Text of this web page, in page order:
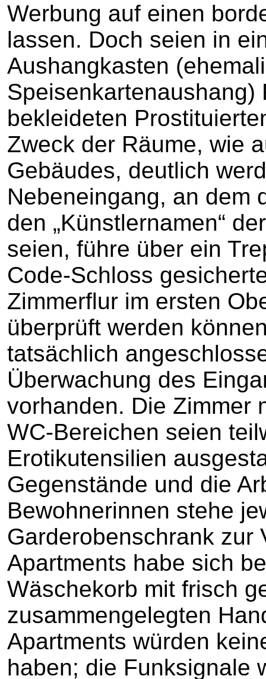
Werbung auf einen
lassen. Doch seien in
Aushangkasten
Speisenkartenaushang)
bekleideten
Zweck der Räume, wie
Gebäudes, deutlich
Nebeneingang, an dem
den „Künstlernamen“
seien, führe über ein
Code-Schloss
Zimmerflur im ersten
überprüft werden
tatsächlich
Überwachung des
vorhanden. Die Zimmer
WC-Bereichen seien
Erotikutensilien
Gegenstände und die
Bewohnerinnen stehe
Garderobenschrank zur
Apartments habe sich
Wäschekorb mit frisch
zusammengelegten
Apartments würden
haben; die Funksignale